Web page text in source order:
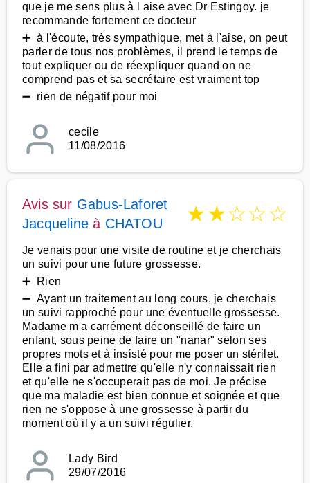
que je me sens plus à l aise avec Dr Estingoy. je
recommande fortement ce docteur
➕ à l'écoute, très sympathique, met à l'aise, on peut
parler de tous nos problèmes, il prend le temps de
tout expliquer ou de réexpliquer quand on ne
comprend pas et sa secrétaire est vraiment top
➖ rien de négatif pour moi
cecile
11/08/2016
Avis sur Gabus-Laforet
Jacqueline à CHATOU ★★☆☆☆
Je venais pour une visite de routine et je cherchais
un suivi pour une future grossesse.
➕ Rien
➖ Ayant un traitement au long cours, je cherchais
un suivi rapproché pour une éventuelle grossesse.
Madame m'a carrément déconseillé de faire un
enfant, sous peine de faire un "nanar" selon ses
propres mots et à insisté pour me poser un stérilet.
Elle a fini par admettre qu'elle n'y connaissait rien
et qu'elle ne s'occuperait pas de moi. Je précise
que ma maladie est bien connue et soignée et que
rien ne s'oppose à une grossesse à partir du
moment où il y a un suivi régulier.
Lady Bird
29/07/2016